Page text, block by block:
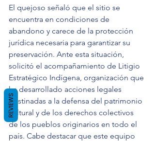
El quejoso señaló que el sitio se
encuentra en condiciones de
abandono y carece de la protección
jurídica necesaria para garantizar su
preservación. Ante esta situación,
solicitó el acompañamiento de Litigio
Estratégico Indígena, organización que
ha desarrollado acciones legales
destinadas a la defensa del patrimonio
cultural y de los derechos colectivos
de los pueblos originarios en todo el
país. Cabe destacar que este equipo
REVIEWS